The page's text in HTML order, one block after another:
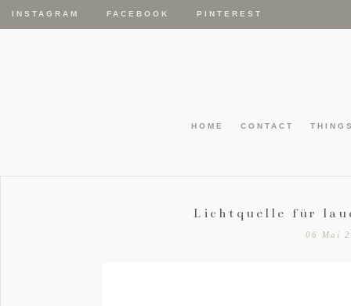
INSTAGRAM FACEBOOK PINTEREST
HOME CONTACT
Lichtquelle für
06 Mai